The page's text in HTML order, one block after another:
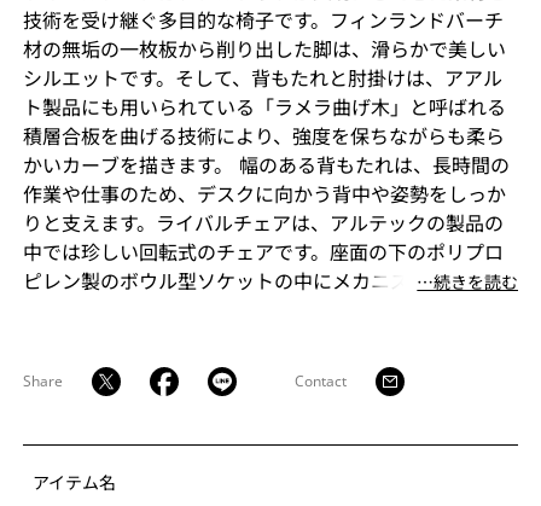
技術を受け継ぐ多目的な椅子です。フィンランドバーチ
材の無垢の一枚板から削り出した脚は、滑らかで美しい
シルエットです。そして、背もたれと肘掛けは、アアル
ト製品にも用いられている「ラメラ曲げ木」と呼ばれる
積層合板を曲げる技術により、強度を保ちながらも柔ら
かいカーブを描きます。 幅のある背もたれは、長時間の
作業や仕事のため、デスクに向かう背中や姿勢をしっか
りと支えます。ライバルチェアは、アルテックの製品の
中では珍しい回転式のチェアです。座面の下のポリプロ
ピレン製のボウル型ソケットの中にメカニズム部分を隠
いにおけるホームオフィスやダイニングテーブルなど、
あらゆる用途で、場所を選ぶことなく使うことができま
⋯続きを読む
Share Contact
アイテム名